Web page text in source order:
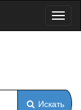
Искать